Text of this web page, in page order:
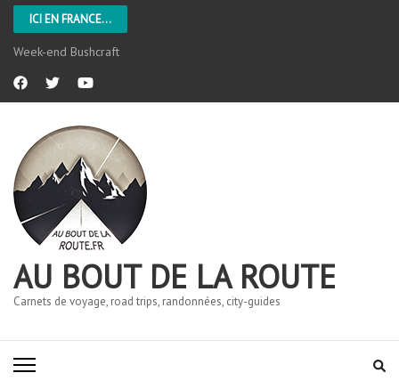
ICI EN FRANCE...
Week-end Bushcraft
AU BOUT DE LA ROUTE
Carnets de voyage, road trips, randonnées, city-guides